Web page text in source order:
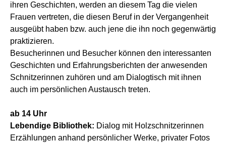
ihren Geschichten, werden an diesem Tag die vielen
Frauen vertreten, die diesen Beruf in der Vergangenheit
ausgeübt haben bzw. auch jene die ihn noch gegenwärtig
praktizieren.
Besucherinnen und Besucher können den interessanten
Geschichten und Erfahrungsberichten der anwesenden
Schnitzerinnen zuhören und am Dialogtisch mit ihnen
auch im persönlichen Austausch treten.
ab 14 Uhr
Lebendige Bibliothek: Dialog mit Holzschnitzerinnen
Erzählungen anhand persönlicher Werke, privater Fotos